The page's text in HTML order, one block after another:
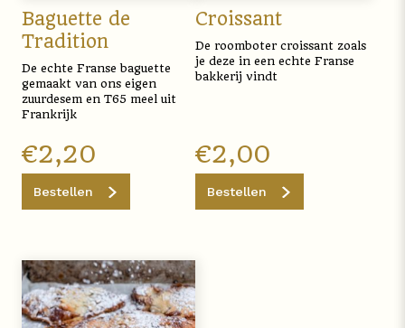
Baguette de
Tradition
De echte Franse baguette
gemaakt van ons eigen
zuurdesem en T65 meel uit
Frankrijk
€2,20
Bestellen
Croissant
De roomboter croissant zoals
je deze in een echte Franse
bakkerij vindt
€2,00
Bestellen